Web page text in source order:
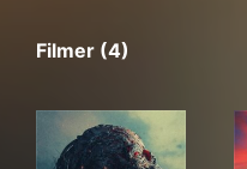
Filmer (4)